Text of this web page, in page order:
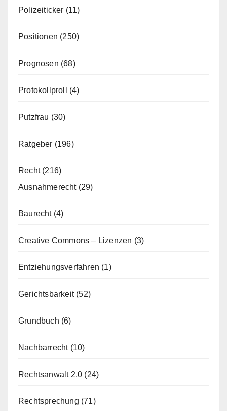
Polizeiticker (11)
Positionen (250)
Prognosen (68)
Protokollproll (4)
Putzfrau (30)
Ratgeber (196)
Recht(216)
Ausnahmerecht(29)
Baurecht(4)
Creative Commons – Lizenzen (3)
Entziehungsverfahren (1)
Gerichtsbarkeit(52)
Grundbuch (6)
Nachbarrecht(10)
Rechtsanwalt 2.0 (24)
Rechtsprechung (71)